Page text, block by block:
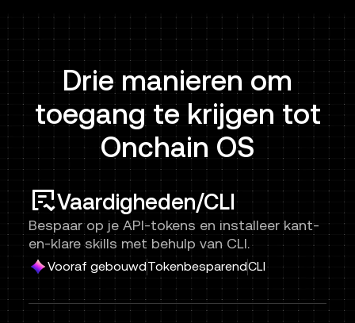
Drie manieren om
toegang te krijgen tot
Onchain OS
Vaardigheden/CLI
Bespaar op je API-tokens en installeer kant-
en-klare skills met behulp van CLI.
Vooraf gebouwdTokenbesparendCLI